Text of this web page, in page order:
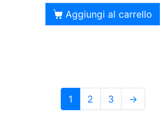
Aggiungi al carrello
1 2 3 →